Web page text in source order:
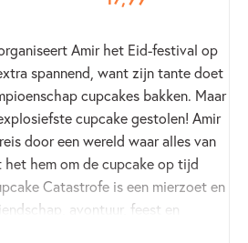
Amir het Eid-festival op
spannend, want zijn tante doet
cupcakes bakken. Maar
cupcake gestolen! Amir
door een wereld waar alles van
het hem om de cupcake op tijd
Catastrofe is een mierzoet en
avontuur, feest en